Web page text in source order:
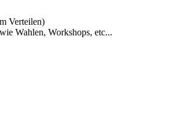
Verteilen)
Wahlen, Workshops, etc...